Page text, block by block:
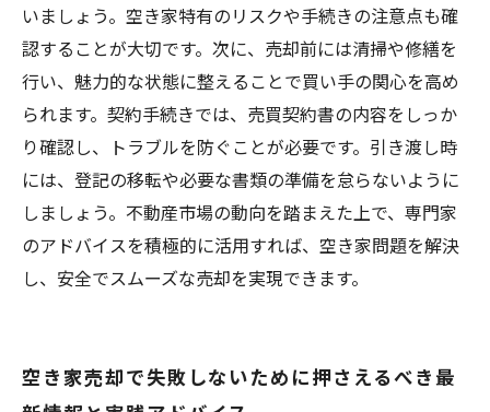
いましょう。空き家特有のリスクや手続きの注意点も確
認することが大切です。次に、売却前には清掃や修繕を
行い、魅力的な状態に整えることで買い手の関心を高め
られます。契約手続きでは、売買契約書の内容をしっか
り確認し、トラブルを防ぐことが必要です。引き渡し時
には、登記の移転や必要な書類の準備を怠らないように
しましょう。不動産市場の動向を踏まえた上で、専門家
のアドバイスを積極的に活用すれば、空き家問題を解決
し、安全でスムーズな売却を実現できます。
空き家売却で失敗しないために押さえるべき最